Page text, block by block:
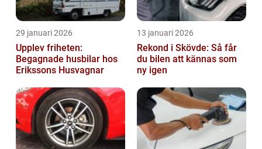
29 januari 2026
Upplev friheten:
Begagnade husbilar hos
Erikssons Husvagnar
13 januari 2026
Rekond i Skövde: Så får
du bilen att kännas som
ny igen